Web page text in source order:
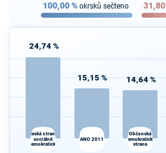
100,00% okrsků sečteno 31,80
24,74 %
Česká strana
sociálně
demokratická
15,15 %
ANO 2011
14,64 %
Občanská
demokratická
strana